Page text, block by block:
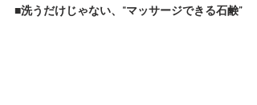
■洗うだけじゃない、“マッサージできる石鹸”